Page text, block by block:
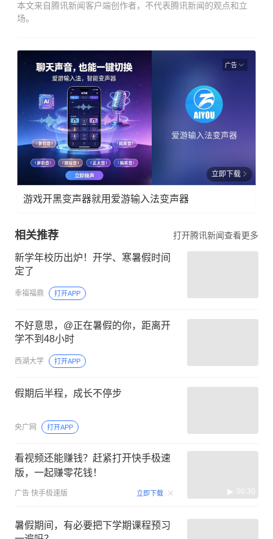
本文来自腾讯新闻客户端创作者，不代表腾讯新闻的观点和立
场。
广告
立即下载
游戏开黑变声器就用爱游输入法变声器
相关推荐 打开腾讯新闻查看更多
新学年校历出炉！开学、寒暑假时间
定了
幸福福鼎 打开APP
不好意思，@正在暑假的你，距离开
学不到48小时
西湖大学 打开APP
假期后半程，成长不停步
央广网 打开APP
看视频还能赚钱？赶紧打开快手极速
版，一起赚零花钱！
广告 快手极速版 立即下载 00:30
暑假期间，有必要把下学期课程预习